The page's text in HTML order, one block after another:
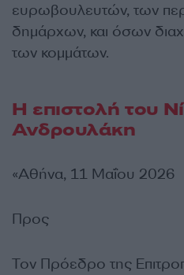
ευρωβουλευτών, των
δημάρχων, και όσων
των κομμάτων.
Η επιστολή του
Ανδρουλάκη
«Αθήνα, 11 Μαΐου 2026
Προς
Τον Πρόεδρο της